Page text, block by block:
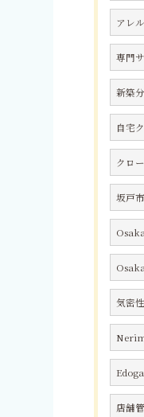
アレ
専門
新築
自宅
クロ
坂戸市
気密
店舗